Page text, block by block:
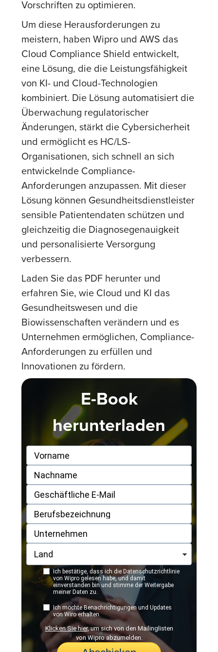
Vorschriften zu optimieren.
Um diese Herausforderungen zu
meistern, haben Wipro und AWS das
Cloud Compliance Shield entwickelt,
eine Lösung, die die Leistungsfähigkeit
von KI- und Cloud-Technologien
kombiniert. Die Lösung automatisiert die
Überwachung regulatorischer
Änderungen, stärkt die Cybersicherheit
und ermöglicht es HC/LS-
Organisationen, sich schnell an sich
entwickelnde Compliance-
Anforderungen anzupassen. Mit dieser
Lösung können Gesundheitsdienstleister
sensible Patientendaten schützen und
gleichzeitig die Diagnosegenauigkeit
und personalisierte Versorgung
verbessern.
Laden Sie das PDF herunter und
erfahren Sie, wie Cloud und KI das
Gesundheitswesen und die
Biowissenschaften verändern und es
Unternehmen ermöglichen, Compliance-
Anforderungen zu erfüllen und
Innovationen zu fördern.
E-Book
herunterladen
Ich bestätige, dass ich die Datenschutzrichtlinie
von Wiprogelesen habe, und damit
einverstanden bin und stimme der Weitergabe
meiner Daten zu.
Ich möchte Benachrichtigungen und Updates
von Wiro erhalten.
Klicken Sie hier, um sich von den Mailinglisten
von Wipro abzumelden.